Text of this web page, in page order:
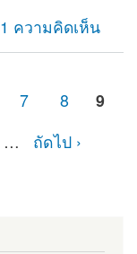
1 ความคิดเห็น
7 8
9
…
ถัดไป ›